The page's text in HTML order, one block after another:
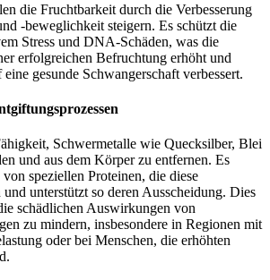
die Fruchtbarkeit durch die Verbesserung
-beweglichkeit steigern. Es schützt die
Stress und DNA-Schäden, was die
erfolgreichen Befruchtung erhöht und
gesunde Schwangerschaft verbessert.
Schwermetalle wie Quecksilber, Blei
und aus dem Körper zu entfernen. Es
speziellen Proteinen, die diese
unterstützt so deren Ausscheidung. Dies
schädlichen Auswirkungen von
zu mindern, insbesondere in Regionen mit
oder bei Menschen, die erhöhten